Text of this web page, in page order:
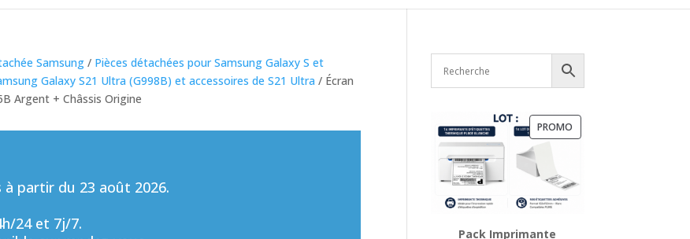
Samsung / Pièces détachées pour Samsung Galaxy S et
Galaxy S21 Ultra (G998B) et accessoires de S21 Ultra / Écran
Argent + Châssis Origine
partir du 23 août 2026.
24 et 7j/7.
PROMO
Pack Imprimante